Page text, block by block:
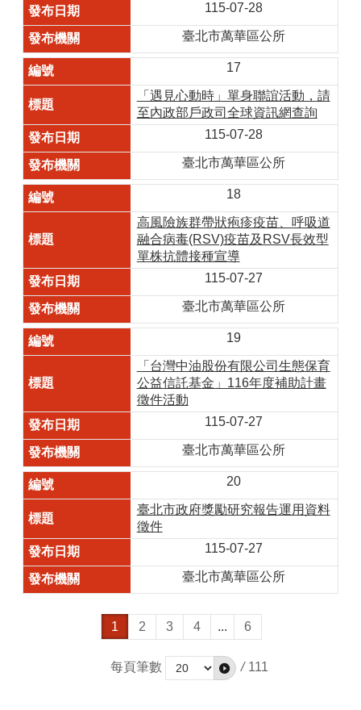
115-07-28
臺北市萬華區公所
17
「遇見心動時」單身聯誼活動，請
至內政部戶政司全球資訊網查詢
115-07-28
臺北市萬華區公所
18
高風險族群帶狀疱疹疫苗、呼吸道
融合病毒(RSV)疫苗及RSV長效型
單株抗體接種宣導
115-07-27
臺北市萬華區公所
19
「台灣中油股份有限公司生態保育
公益信託基金」116年度補助計畫
徵件活動
115-07-27
臺北市萬華區公所
20
臺北市政府獎勵研究報告運用資料
徵件
115-07-27
臺北市萬華區公所
1 2 3 4 ... 6
每頁筆數 / 111